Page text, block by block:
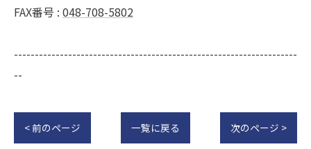
FAX番号 : 048-708-5802
--------------------------------------------------------------------
--
< 前のページ 一覧に戻る 次のページ >